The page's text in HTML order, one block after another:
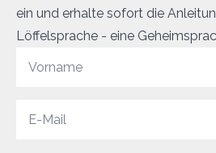
ein und erhalte sofort die
Löffelsprache - eine